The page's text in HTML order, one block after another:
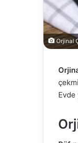
Orjinal